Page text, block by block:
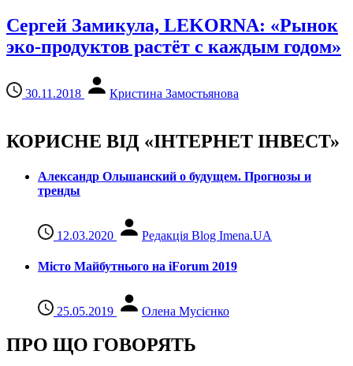
Сергей Замикула, LEKORNA: «Рынок
эко-продуктов растёт с каждым годом»
30.11.2018 Кристина Замостьянова
КОРИСНЕ ВІД «ІНТЕРНЕТ ІНВЕСТ»
Александр Ольшанский о будущем. Прогнозы и
тренды
12.03.2020 Редакція Blog Imena.UA
Місто Майбутнього на iForum 2019
25.05.2019 Олена Мусієнко
ПРО ЩО ГОВОРЯТЬ